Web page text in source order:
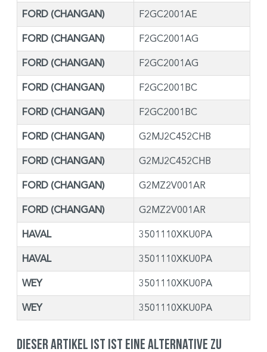
FORD (CHANGAN) F2GC2001AE
FORD (CHANGAN) F2GC2001AG
FORD (CHANGAN) F2GC2001AG
FORD (CHANGAN) F2GC2001BC
FORD (CHANGAN) F2GC2001BC
FORD (CHANGAN) G2MJ2C452CHB
FORD (CHANGAN) G2MJ2C452CHB
FORD (CHANGAN) G2MZ2V001AR
FORD (CHANGAN) G2MZ2V001AR
HAVAL 3501110XKU0PA
HAVAL 3501110XKU0PA
WEY 3501110XKU0PA
WEY 3501110XKU0PA
Dieser Artikel ist ist eine Alternative zu